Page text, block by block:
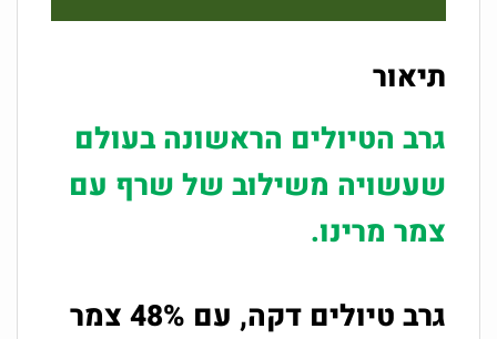
תיאור
גרב הטיולים הראשונה בעולם
שעשויה משילוב של שרף עם
צמר מרינו.
גרב טיולים דקה, עם 48% צמר